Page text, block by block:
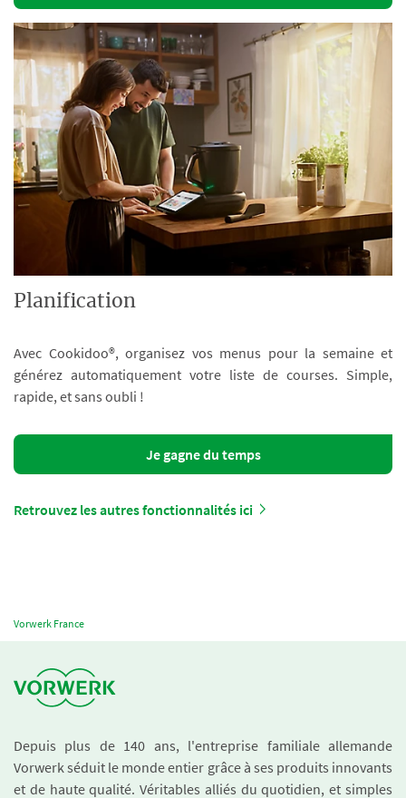
Planification
Avec Cookidoo®, organisez vos menus pour la semaine et
générez automatiquement votre liste de courses. Simple,
rapide, et sans oubli !
Je gagne du temps
Retrouvez les autres fonctionnalités ici
Vorwerk France
Depuis plus de 140 ans, l'entreprise familiale allemande
Vorwerk séduit le monde entier grâce à ses produits innovants
et de haute qualité. Véritables alliés du quotidien, et simples